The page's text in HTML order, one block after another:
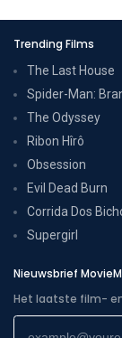
Trending Films
The Last House
Spider-Man:
The Odyssey
Ribon Hîrô
Obsession
Evil Dead Burn
Corrida Dos
Supergirl
Nieuwsbrief
Het laatste film-